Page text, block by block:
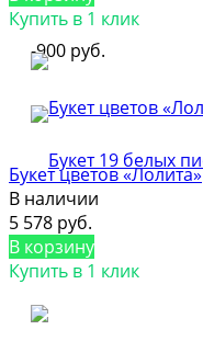
-900 руб.
Купить в 1 клик
Букет цветов «Лолита»
В наличии
5 578 руб.
В корзину
Купить в 1 клик